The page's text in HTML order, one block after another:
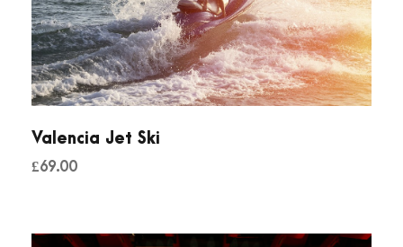
Valencia Jet Ski
£69.00